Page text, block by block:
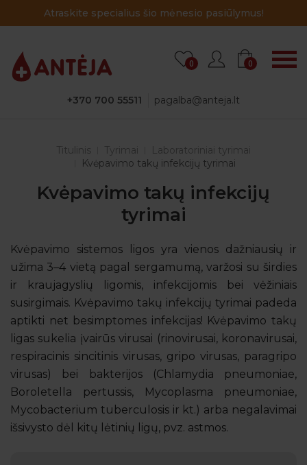
Atraskite specialius šio mėnesio pasiūlymus!
+370 700 55511 pagalba@anteja.lt
0 0
Titulinis Tyrimai
Laboratoriniai tyrimai
Kvėpavimo takų infekcijų tyrimai
Kvėpavimo takų infekcijų
tyrimai
Kvėpavimo sistemos ligos yra vienos dažniausių ir
užima 3–4 vietą pagal sergamumą, varžosi su širdies
ir kraujagyslių ligomis, infekcijomis bei vėžiniais
susirgimais. Kvėpavimo takų infekcijų tyrimai padeda
aptikti net besimptomes infekcijas! Kvėpavimo takų
ligas sukelia įvairūs virusai (rinovirusai, koronavirusai,
respiracinis sincitinis virusas, gripo virusas, paragripo
virusas) bei bakterijos (Chlamydia pneumoniae,
Boroletella pertussis, Mycoplasma pneumoniae,
Mycobacterium tuberculosis ir kt.) arba negalavimai
išsivysto dėl kitų lėtinių ligų, pvz. astmos.